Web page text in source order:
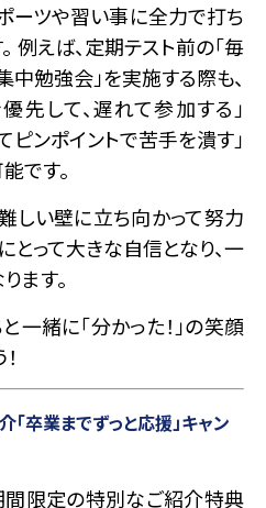
ーツや習い事に全力で打ち
例えば、定期テスト前の「毎
中勉強会」を実施する際も、
先して、遅れて参加する」
ピンポイントで苦手を潰す」
です。
しい壁に立ち向かって努力
とって大きな自信となり、一
ます。
一緒に「分かった！」の笑顔
「卒業までずっと応援」キャン
間限定の特別なご紹介特典